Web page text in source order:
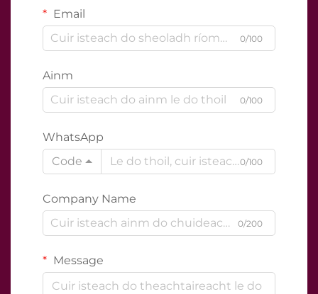
Email
0/100
Ainm
0/100
WhatsApp
Code
0/100
Company Name
0/200
Message